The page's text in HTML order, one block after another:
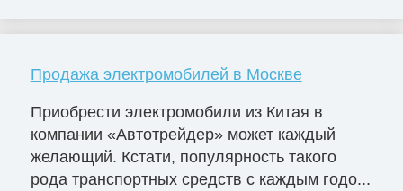
Продажа электромобилей в Москве
Приобрести электромобили из Китая в
компании «Автотрейдер» может каждый
желающий. Кстати, популярность такого
рода транспортных средств с каждым годо...